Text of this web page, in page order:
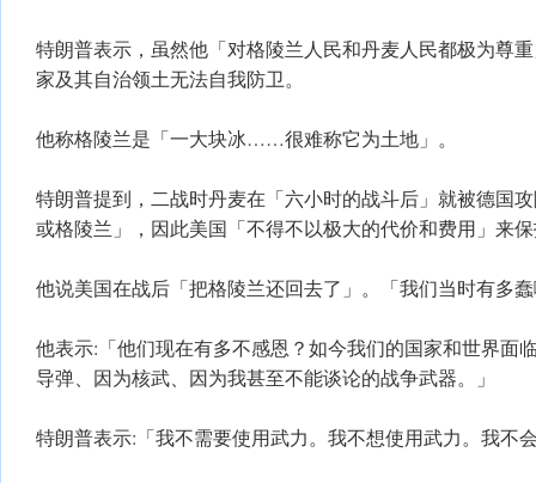
特朗普表示，虽然他「对格陵兰人民和丹麦人民都极为尊
家及其自治领土无法自我防卫。
他称格陵兰是「一大块冰……很难称它为土地」。
特朗普提到，二战时丹麦在「六小时的战斗后」就被德国
或格陵兰」，因此美国「不得不以极大的代价和费用」来
他说美国在战后「把格陵兰还回去了」。「我们当时有多
他表示:「他们现在有多不感恩？如今我们的国家和世界面
导弹、因为核武、因为我甚至不能谈论的战争武器。」
特朗普表示:「我不需要使用武力。我不想使用武力。我不